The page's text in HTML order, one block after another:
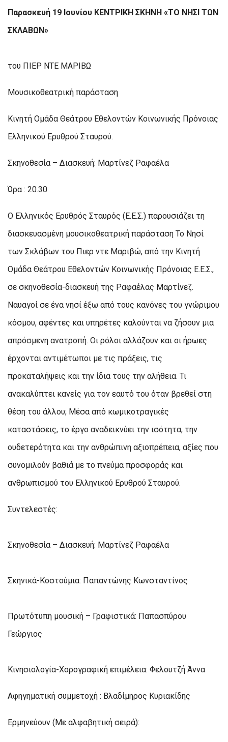
Παρασκευή 19 Ιουνίου ΚΕΝΤΡΙΚΗ ΣΚΗΝΗ «ΤΟ ΝΗΣΙ ΤΩΝ
ΣΚΛΑΒΩΝ»
του ΠΙΕΡ ΝΤΕ ΜΑΡΙΒΩ
Μουσικοθεατρική παράσταση
Κινητή Ομάδα Θεάτρου Εθελοντών Κοινωνικής Πρόνοιας
Ελληνικού Ερυθρού Σταυρού.
Σκηνοθεσία – Διασκευή: Μαρτίνεζ Ραφαέλα
Ώρα : 20.30
Ο Ελληνικός Ερυθρός Σταυρός (Ε.Ε.Σ.) παρουσιάζει τη
διασκευασμένη μουσικοθεατρική παράσταση Το Νησί
των Σκλάβων του Πιερ ντε Μαριβώ, από την Κινητή
Ομάδα Θεάτρου Εθελοντών Κοινωνικής Πρόνοιας Ε.Ε.Σ.,
σε σκηνοθεσία-διασκευή της Ραφαέλας Μαρτίνεζ.
Ναυαγοί σε ένα νησί έξω από τους κανόνες του γνώριμου
κόσμου, αφέντες και υπηρέτες καλούνται να ζήσουν μια
απρόσμενη ανατροπή. Οι ρόλοι αλλάζουν και οι ήρωες
έρχονται αντιμέτωποι με τις πράξεις, τις
προκαταλήψεις και την ίδια τους την αλήθεια. Τι
ανακαλύπτει κανείς για τον εαυτό του όταν βρεθεί στη
θέση του άλλου; Μέσα από κωμικοτραγικές
καταστάσεις, το έργο αναδεικνύει την ισότητα, την
ουδετερότητα και την ανθρώπινη αξιοπρέπεια, αξίες που
συνομιλούν βαθιά με το πνεύμα προσφοράς και
ανθρωπισμού του Ελληνικού Ερυθρού Σταυρού.
Συντελεστές:
Σκηνοθεσία – Διασκευή: Μαρτίνεζ Ραφαέλα
Σκηνικά-Κοστούμια: Παπαντώνης Κωνσταντίνος
Πρωτότυπη μουσική – Γραφιστικά: Παπασπύρου
Γεώργιος
Κινησιολογία-Χορογραφική επιμέλεια: Φελουτζή Άννα
Αφηγηματική συμμετοχή : Βλαδίμηρος Κυριακίδης
Ερμηνεύουν (Με αλφαβητική σειρά):